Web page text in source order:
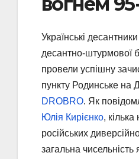
Українські
десантно-штурмової
провели успішну
пункту Родинське на
DROBRO. Як
Юлія Кирієнко,
російських
загальна чисельність